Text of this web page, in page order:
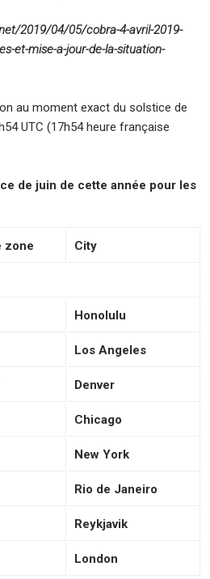
2019/04/05/cobra-4-avril-2019-
et-mise-a-jour-de-la-situation-
au moment exact du solstice de
UTC (17h54 heure française
de juin de cette année pour les
zone City
Honolulu
Los Angeles
Denver
Chicago
New York
Rio de Janeiro
Reykjavik
London